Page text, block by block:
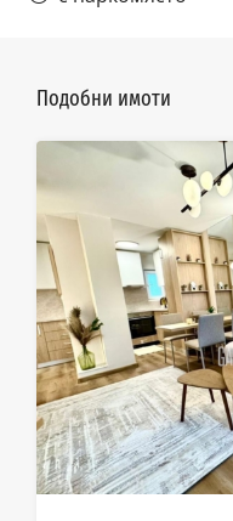
Подобни имоти